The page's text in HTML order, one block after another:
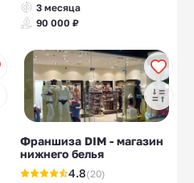
3 месяца
90 000 ₽
Франшиза DIM - магазин
нижнего белья
4.8(20)